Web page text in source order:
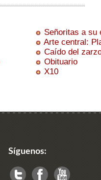
Señoritas a su
Arte central:
Caído del
Obituario
X10
Síguenos: